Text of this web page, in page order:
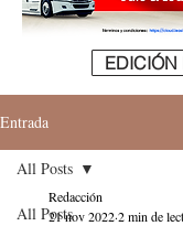
EDICIÓN
Entrada
All Posts
All Posts
Redacción
21 nov 20222 min de